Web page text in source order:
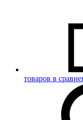
товаров в